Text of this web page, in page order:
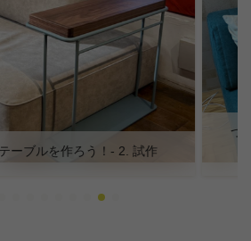
どう？５年使用＆カバー交換 お客
様レビュ…